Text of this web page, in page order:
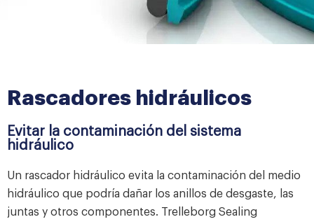
Rascadores hidráulicos
Evitar la contaminación del sistema
hidráulico
Un rascador hidráulico evita la contaminación del medio
hidráulico que podría dañar los anillos de desgaste, las
juntas y otros componentes. Trelleborg Sealing